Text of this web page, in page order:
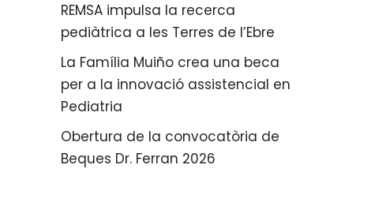
REMSA impulsa la recerca
pediàtrica a les Terres de l’Ebre
La Família Muiño crea una beca
per a la innovació assistencial en
Pediatria
Obertura de la convocatòria de
Beques Dr. Ferran 2026